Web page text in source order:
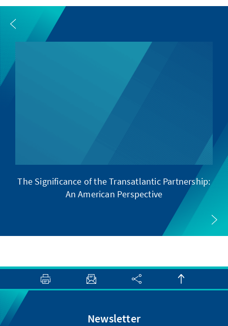
The Significance of the Transatlantic Partnership:
An American Perspective
Newsletter